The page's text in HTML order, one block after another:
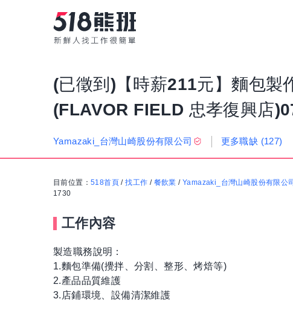
(已徵到)【時薪211元】麵包製
(FLAVOR FIELD 忠孝復興店
Yamazaki_台灣山崎股份有限公司 更多職缺 (127)
目前位置： 518首頁 /找工作 / 餐飲業 /Yamazaki_台灣山崎股份有限公司
1730
工作內容
製造職務說明：
1.麵包準備(攪拌、分割、整形、烤焙等)
2.產品品質維護
3.店鋪環境、設備清潔維護